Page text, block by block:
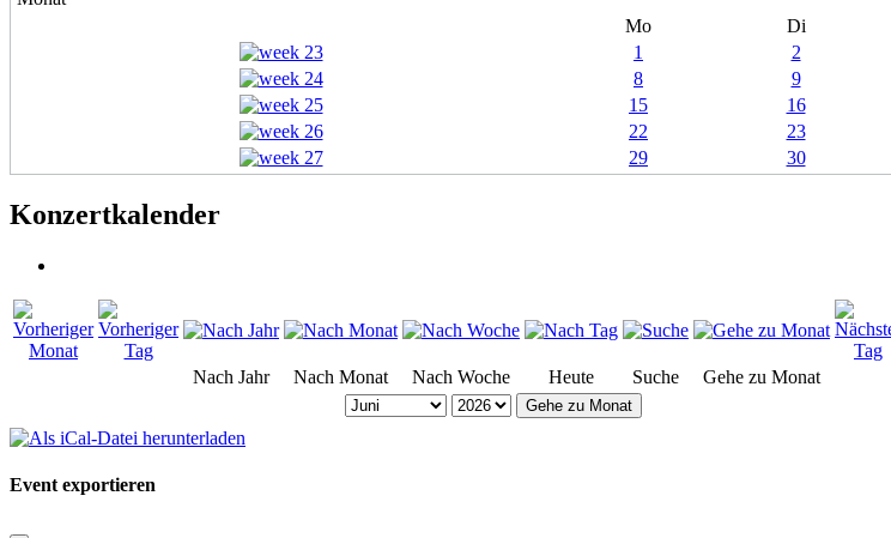
Mo Di
1
2
8
9
15
16
22
23
29
30
Konzertkalender
Nach Jahr Nach Monat Nach Woche Heute Suche Gehe zu Monat
Gehe zu Monat
Event exportieren